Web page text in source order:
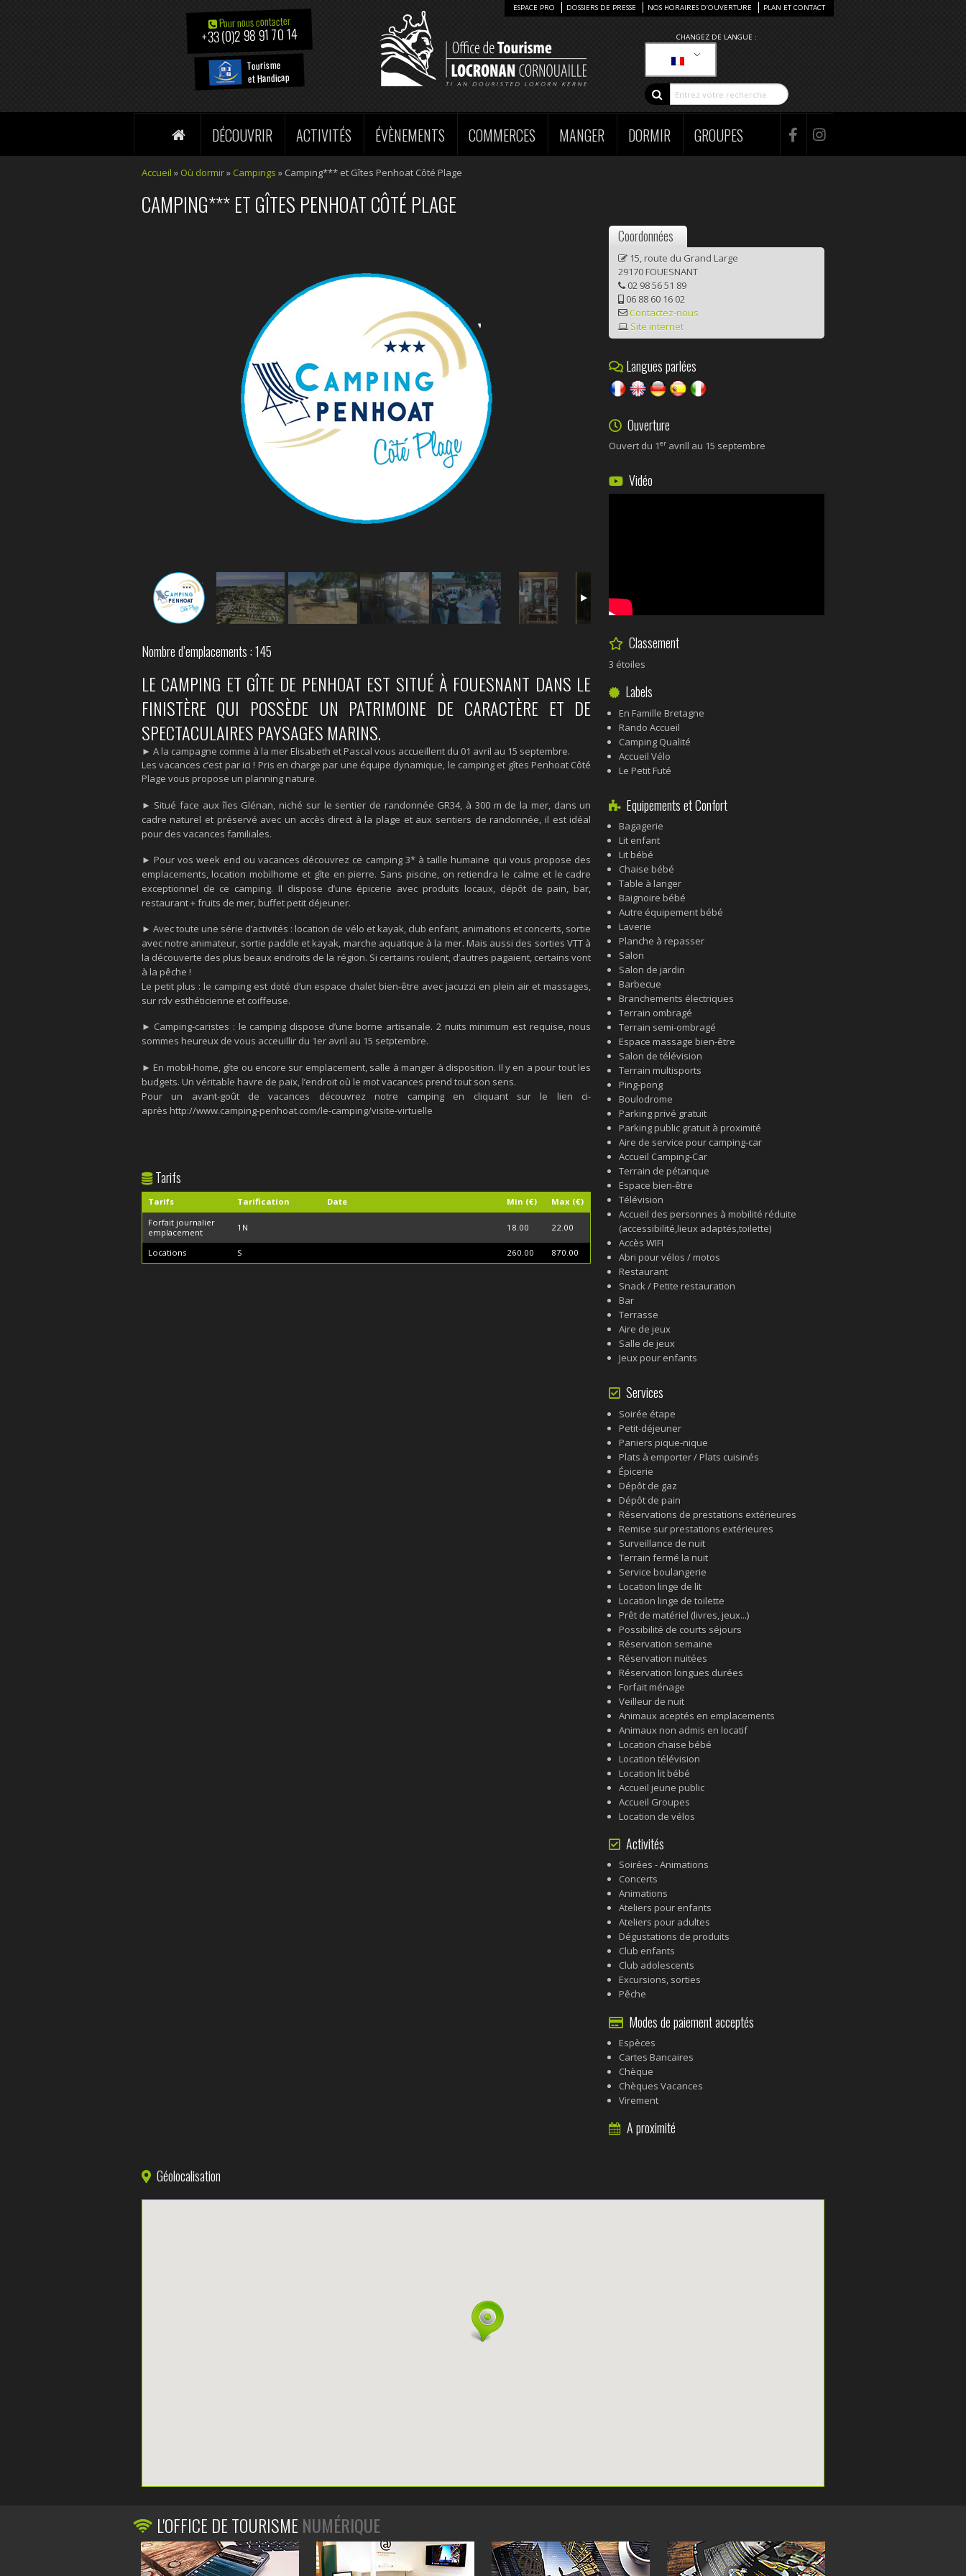
Pour nous contacter
+33 (0)2 98 91 70 14
Tourisme
et Handicap
CHANGEZ DE LANGUE :
ESPACE PRO DOSSIERS DE PRESSE NOS HORAIRES D’OUVERTURE PLAN ET CONTACT
DÉCOUVRIR ACTIVITÉS ÉVÈNEMENTS COMMERCES MANGER DORMIR GROUPES
Accueil » Où dormir» Campings » Camping*** et Gîtes Penhoat Côté Plage
CAMPING*** ET GÎTES PENHOAT CÔTÉ PLAGE
Nombre d’emplacements : 145
LE CAMPING ET GÎTE DE PENHOAT EST SITUÉ À FOUESNANT DANS LE
FINISTÈRE QUI POSSÈDE UN PATRIMOINE DE CARACTÈRE ET DE
SPECTACULAIRES PAYSAGES MARINS.
► A la campagne comme à la mer Elisabeth et Pascal vous accueillent du 01 avril au 15 septembre.
Les vacances c’est par ici ! Pris en charge par une équipe dynamique, le camping et gîtes Penhoat Côté
Plage vous propose un planning nature.
► ​Situé face aux îles Glénan, niché sur le sentier de randonnée GR34, à 300 m de la mer, dans un
cadre naturel et préservé avec un accès direct à la plage et aux sentiers de randonnée, il est idéal
pour des vacances familiales.
► Pour vos week end ou vacances découvrez ce camping 3* à taille humaine qui vous propose des
emplacements, location mobilhome et gîte en pierre. Sans piscine, on retiendra le calme et le cadre
exceptionnel de ce camping. Il dispose d’une épicerie avec produits locaux, dépôt de pain, bar,
restaurant + fruits de mer, buffet petit déjeuner.
► Avec toute une série d’activités : location de vélo et kayak, club enfant, animations et concerts, sortie
avec notre animateur, sortie paddle et kayak, marche aquatique à la mer. Mais aussi des sorties VTT à
la découverte des plus beaux endroits de la région. Si certains roulent, d’autres pagaient, certains vont
à la pêche !
Le petit plus : le camping est doté d’un espace chalet bien-être avec jacuzzi en plein air et massages,
sur rdv esthéticienne et coiffeuse.
► Camping-caristes : le camping dispose d’une borne artisanale. 2 nuits minimum est requise, nous
sommes heureux de vous acceuillir du 1er avril au 15 setptembre.
► En mobil-home, gîte ou encore sur emplacement, salle à manger à disposition. Il y en a pour tout les
budgets. Un véritable havre de paix, l’endroit où le mot vacances prend tout son sens.
Pour un avant-goût de vacances découvrez notre camping en cliquant sur le lien ci-
après http://www.camping-penhoat.com/le-camping/visite-virtuelle
Tarifs
Tarifs Tarification Date Min (€)
Max (€)
Forfait journalier
emplacement
1N 18.00 22.00
Locations S 260.00 870.00
Coordonnées
15, route du Grand Large
29170 FOUESNANT
02 98 56 51 89
06 88 60 16 02
Contactez-nous
Site internet
Langues parlées
Ouverture
Ouvert du 1eravrill au 15 septembre
Vidéo
Classement
3 étoiles
Labels
En Famille Bretagne
Rando Accueil
Camping Qualité
Accueil Vélo
Le Petit Futé
Equipements et Confort
Bagagerie
Lit enfant
Lit bébé
Chaise bébé
Table à langer
Baignoire bébé
Autre équipement bébé
Laverie
Planche à repasser
Salon
Salon de jardin
Barbecue
Branchements électriques
Terrain ombragé
Terrain semi-ombragé
Espace massage bien-être
Salon de télévision
Terrain multisports
Ping-pong
Boulodrome
Parking privé gratuit
Parking public gratuit à proximité
Aire de service pour camping-car
Accueil Camping-Car
Terrain de pétanque
Espace bien-être
Télévision
Accueil des personnes à mobilité réduite
(accessibilité,lieux adaptés,toilette)
Accès WIFI
Abri pour vélos / motos
Restaurant
Snack / Petite restauration
Bar
Terrasse
Aire de jeux
Salle de jeux
Jeux pour enfants
Services
Soirée étape
Petit-déjeuner
Paniers pique-nique
Plats à emporter / Plats cuisinés
Épicerie
Dépôt de gaz
Dépôt de pain
Réservations de prestations extérieures
Remise sur prestations extérieures
Surveillance de nuit
Terrain fermé la nuit
Service boulangerie
Location linge de lit
Location linge de toilette
Prêt de matériel (livres, jeux...)
Possibilité de courts séjours
Réservation semaine
Réservation nuitées
Réservation longues durées
Forfait ménage
Veilleur de nuit
Animaux aceptés en emplacements
Animaux non admis en locatif
Location chaise bébé
Location télévision
Location lit bébé
Accueil jeune public
Accueil Groupes
Location de vélos
Activités
Soirées - Animations
Concerts
Animations
Ateliers pour enfants
Ateliers pour adultes
Dégustations de produits
Club enfants
Club adolescents
Excursions, sorties
Pêche
Modes de paiement acceptés
Espèces
Cartes Bancaires
Chèque
Chèques Vacances
Virement
A proximité
Géolocalisation
L'OFFICE DE TOURISME NUMÉRIQUE